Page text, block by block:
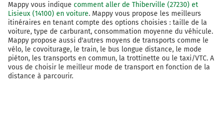
Mappy vous indique comment aller de Thiberville (27230) et
Lisieux (14100) en voiture. Mappy vous propose les meilleurs
itinéraires en tenant compte des options choisies : taille de la
voiture, type de carburant, consommation moyenne du véhicule.
Mappy propose aussi d'autres moyens de transports comme le
vélo, le covoiturage, le train, le bus longue distance, le mode
piéton, les transports en commun, la trottinette ou le taxi/VTC. A
vous de choisir le meilleur mode de transport en fonction de la
distance à parcourir.